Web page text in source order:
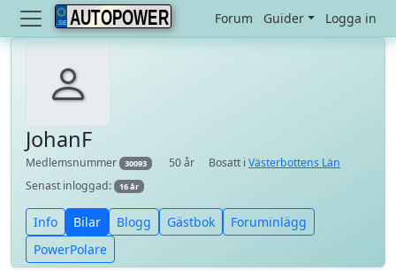
AUTOPOWER Forum Guider Logga in
JohanF
Medlemsnummer 30093 50 år Bosatt i Västerbottens Län
Senast inloggad:
16 år
Info Bilar Blogg Gästbok
Foruminlägg
PowerPolare